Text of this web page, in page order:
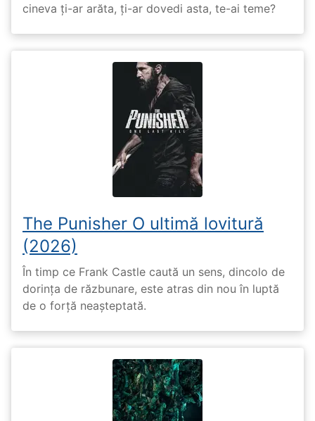
cineva ți-ar arăta, ți-ar dovedi asta, te-ai teme?
The Punisher O ultimă lovitură
(2026)
În timp ce Frank Castle caută un sens, dincolo de
dorința de răzbunare, este atras din nou în luptă
de o forță neașteptată.